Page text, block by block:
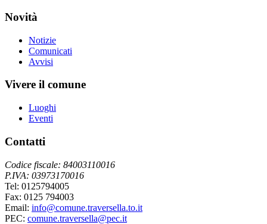
Novità
Notizie
Comunicati
Avvisi
Vivere il comune
Luoghi
Eventi
Contatti
Codice fiscale: 84003110016
P.IVA: 03973170016
Tel: 0125794005
Fax: 0125 794003
Email: info@comune.traversella.to.it
PEC: comune.traversella@pec.it